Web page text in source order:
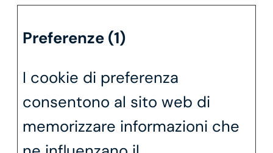
Preferenze (1)
I cookie di preferenza
consentono al sito web di
memorizzare informazioni che